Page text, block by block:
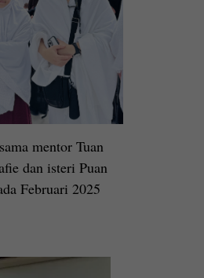
mentor Tuan
dan isteri Puan
Februari 2025